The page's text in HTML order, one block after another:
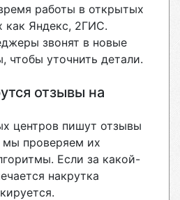
работы в открытых
как Яндекс, 2ГИС.
звонят в новые
чтобы уточнить детали.
отзывы на
центров пишут отзывы
мы проверяем их
Если за какой-
накрутка